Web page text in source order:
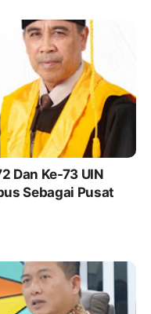
Dan Ke-73 UIN
Sebagai Pusat